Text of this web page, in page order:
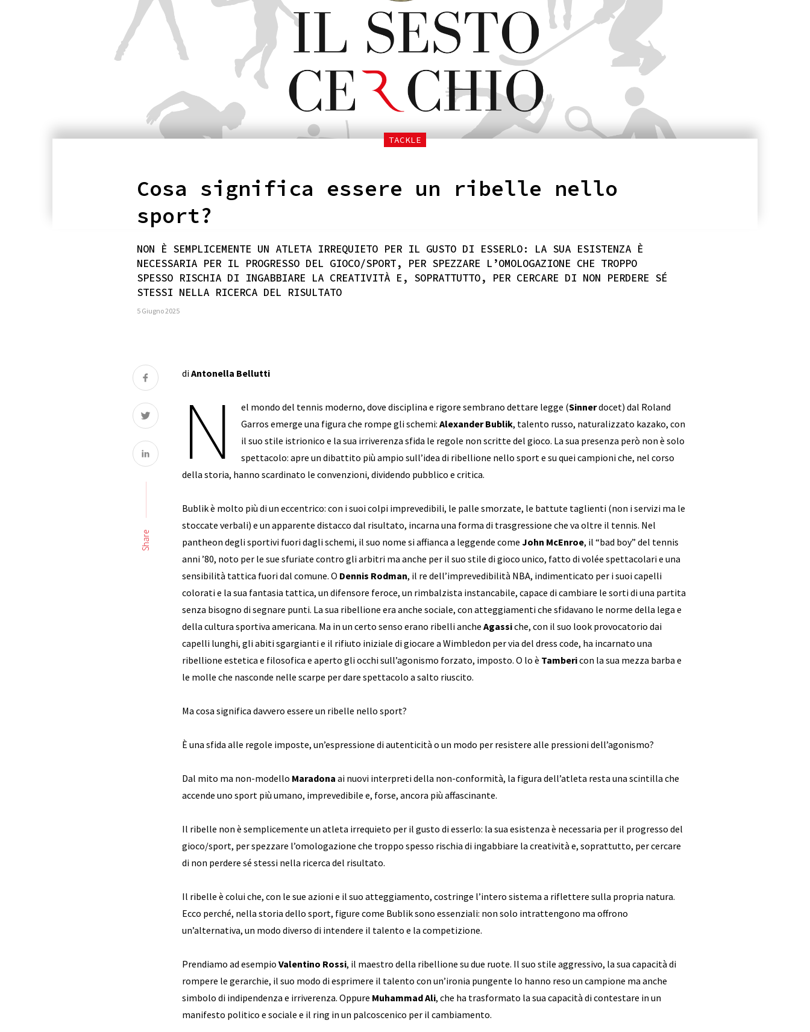
TACKLE
Cosa significa essere un ribelle nello
sport?
NON È SEMPLICEMENTE UN ATLETA IRREQUIETO PER IL GUSTO DI ESSERLO: LA SUA ESISTENZA È
NECESSARIA PER IL PROGRESSO DEL GIOCO/SPORT, PER SPEZZARE L’OMOLOGAZIONE CHE TROPPO
SPESSO RISCHIA DI INGABBIARE LA CREATIVITÀ E, SOPRATTUTTO, PER CERCARE DI NON PERDERE SÉ
STESSI NELLA RICERCA DEL RISULTATO
5 Giugno 2025
Share
diAntonella Bellutti
N el mondo del tennis moderno, dove disciplina e rigore sembrano dettare legge (Sinnerdocet) dal Roland
Garros emerge una figura che rompe gli schemi:Alexander Bublik, talento russo, naturalizzato kazako, con
il suo stile istrionico e la sua irriverenza sfida le regole non scritte del gioco. La sua presenza però non è solo
spettacolo: apre un dibattito più ampio sull’idea di ribellione nello sport e su quei campioni che, nel corso
della storia, hanno scardinato le convenzioni, dividendo pubblico e critica.
Bublik è molto più di un eccentrico: con i suoi colpi imprevedibili, le palle smorzate, le battute taglienti (non i servizi ma le
stoccate verbali) e un apparente distacco dal risultato, incarna una forma di trasgressione che va oltre il tennis. Nel
pantheon degli sportivi fuori dagli schemi, il suo nome si affianca a leggende come John McEnroe, il “bad boy” del tennis
anni ’80, noto per le sue sfuriate contro gli arbitri ma anche per il suo stile di gioco unico, fatto di volée spettacolari e una
sensibilità tattica fuori dal comune. O Dennis Rodman, il re dell’imprevedibilità NBA, indimenticato per i suoi capelli
colorati e la sua fantasia tattica, un difensore feroce, un rimbalzista instancabile, capace di cambiare le sorti di una partita
senza bisogno di segnare punti. La sua ribellione era anche sociale, con atteggiamenti che sfidavano le norme della lega e
della cultura sportiva americana. Ma in un certo senso erano ribelli anche Agassiche, con il suo look provocatorio dai
capelli lunghi, gli abiti sgargianti e il rifiuto iniziale di giocare a Wimbledon per via del dress code, ha incarnato una
ribellione estetica e filosofica e aperto gli occhi sull’agonismo forzato, imposto. O lo è Tambericon la sua mezza barba e
le molle che nasconde nelle scarpe per dare spettacolo a salto riuscito.
Ma cosa significa davvero essere un ribelle nello sport?
È una sfida alle regole imposte, un’espressione di autenticità o un modo per resistere alle pressioni dell’agonismo?
Dal mito ma non-modello Maradona ai nuovi interpreti della non-conformità, la figura dell’atleta resta una scintilla che
accende uno sport più umano, imprevedibile e, forse, ancora più affascinante.
Il ribelle non è semplicemente un atleta irrequieto per il gusto di esserlo: la sua esistenza è necessaria per il progresso del
gioco/sport, per spezzare l’omologazione che troppo spesso rischia di ingabbiare la creatività e, soprattutto, per cercare
di non perdere sé stessi nella ricerca del risultato.
Il ribelle è colui che, con le sue azioni e il suo atteggiamento, costringe l’intero sistema a riflettere sulla propria natura.
Ecco perché, nella storia dello sport, figure come Bublik sono essenziali: non solo intrattengono ma offrono
un’alternativa, un modo diverso di intendere il talento e la competizione.
Prendiamo ad esempio Valentino Rossi, il maestro della ribellione su due ruote. Il suo stile aggressivo, la sua capacità di
rompere le gerarchie, il suo modo di esprimere il talento con un’ironia pungente lo hanno reso un campione ma anche
simbolo di indipendenza e irriverenza. Oppure Muhammad Ali, che ha trasformato la sua capacità di contestare in un
manifesto politico e sociale e il ring in un palcoscenico per il cambiamento.